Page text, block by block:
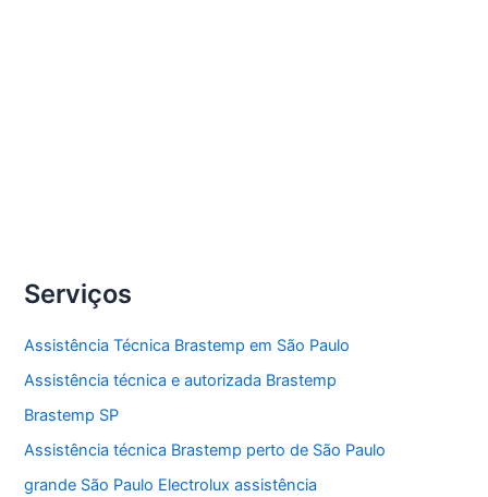
Electrolux
Serviços
Assistência Técnica Brastemp em São Paulo
Assistência técnica e autorizada Brastemp
Brastemp SP
Assistência técnica Brastemp perto de São Paulo
grande São Paulo Electrolux assistência